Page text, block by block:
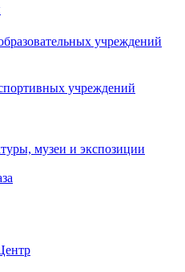
учреждений
учреждений
музеи и экспозиции